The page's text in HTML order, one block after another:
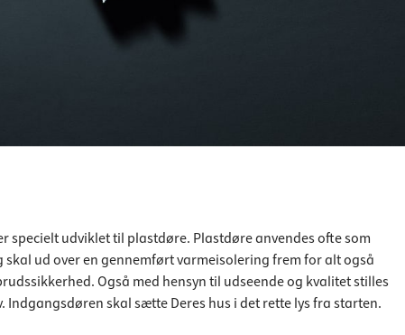
specielt udviklet til plastdøre. Plastdøre anvendes ofte som
ud over en gennemført varmeisolering frem for alt også
Også med hensyn til udseende og kvalitet stilles
Indgangsdøren skal sætte Deres hus i det rette lys fra starten.